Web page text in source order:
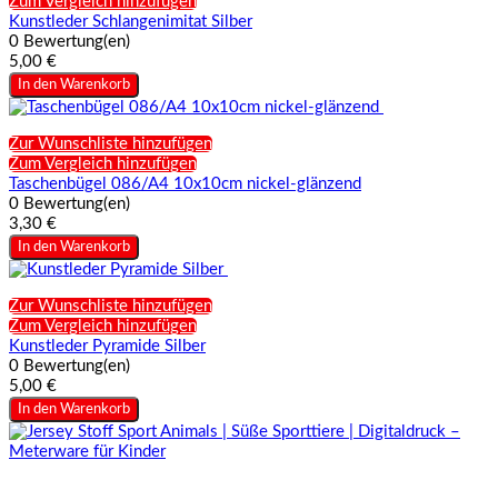
Kunstleder Schlangenimitat Silber
0 Bewertung(en)
5,00 €
In den Warenkorb
Zur Wunschliste hinzufügen
Zum Vergleich hinzufügen
Taschenbügel 086/A4 10x10cm nickel-glänzend
0 Bewertung(en)
3,30 €
In den Warenkorb
Zur Wunschliste hinzufügen
Zum Vergleich hinzufügen
Kunstleder Pyramide Silber
0 Bewertung(en)
5,00 €
In den Warenkorb